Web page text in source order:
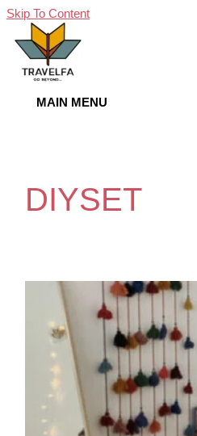
Skip To Content
MAIN MENU
DIYSET